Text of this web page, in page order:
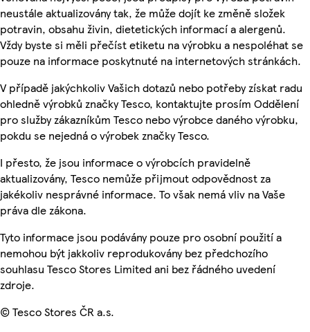
neustále aktualizovány tak, že může dojít ke změně složek
potravin, obsahu živin, dietetických informací a alergenů.
Vždy byste si měli přečíst etiketu na výrobku a nespoléhat se
pouze na informace poskytnuté na internetových stránkách.
V případě jakýchkoliv Vašich dotazů nebo potřeby získat radu
ohledně výrobků značky Tesco, kontaktujte prosím Oddělení
pro služby zákazníkům Tesco nebo výrobce daného výrobku,
pokdu se nejedná o výrobek značky Tesco.
I přesto, že jsou informace o výrobcích pravidelně
aktualizovány, Tesco nemůže přijmout odpovědnost za
jakékoliv nesprávné informace. To však nemá vliv na Vaše
práva dle zákona.
Tyto informace jsou podávány pouze pro osobní použití a
nemohou být jakkoliv reprodukovány bez předchozího
souhlasu Tesco Stores Limited ani bez řádného uvedení
zdroje.
© Tesco Stores ČR a.s.